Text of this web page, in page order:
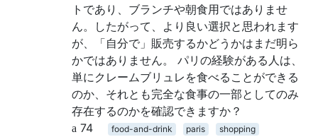
トであり、ブランチや朝食用ではありませ
ん。したがって、より良い選択と思われます
が、「自分で」販売するかどうかはまだ明ら
かではありません。 パリの経験がある人は、
単にクレームブリュレを食べることができる
のか、それとも完全な食事の一部としてのみ
存在するのかを確認できますか？
74
food-and-drink paris shopping